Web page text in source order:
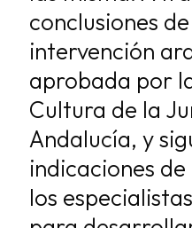
conclusiones
intervención
aprobada por
Cultura de la
Andalucía, y
indicaciones de
los